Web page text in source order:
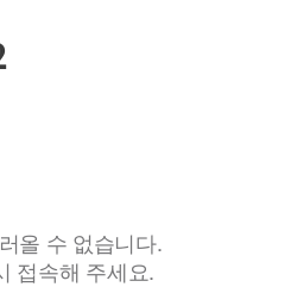
올 수 없습니다.
접속해 주세요.